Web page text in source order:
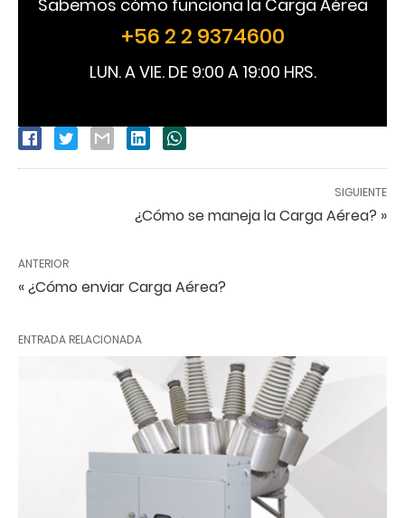
Sabemos cómo funciona la Carga Aérea
+56 2 2 9374600
LUN. A VIE. DE 9:00 A 19:00 HRS.
SIGUIENTE
¿Cómo se maneja la Carga Aérea? »
ANTERIOR
« ¿Cómo enviar Carga Aérea?
ENTRADA RELACIONADA